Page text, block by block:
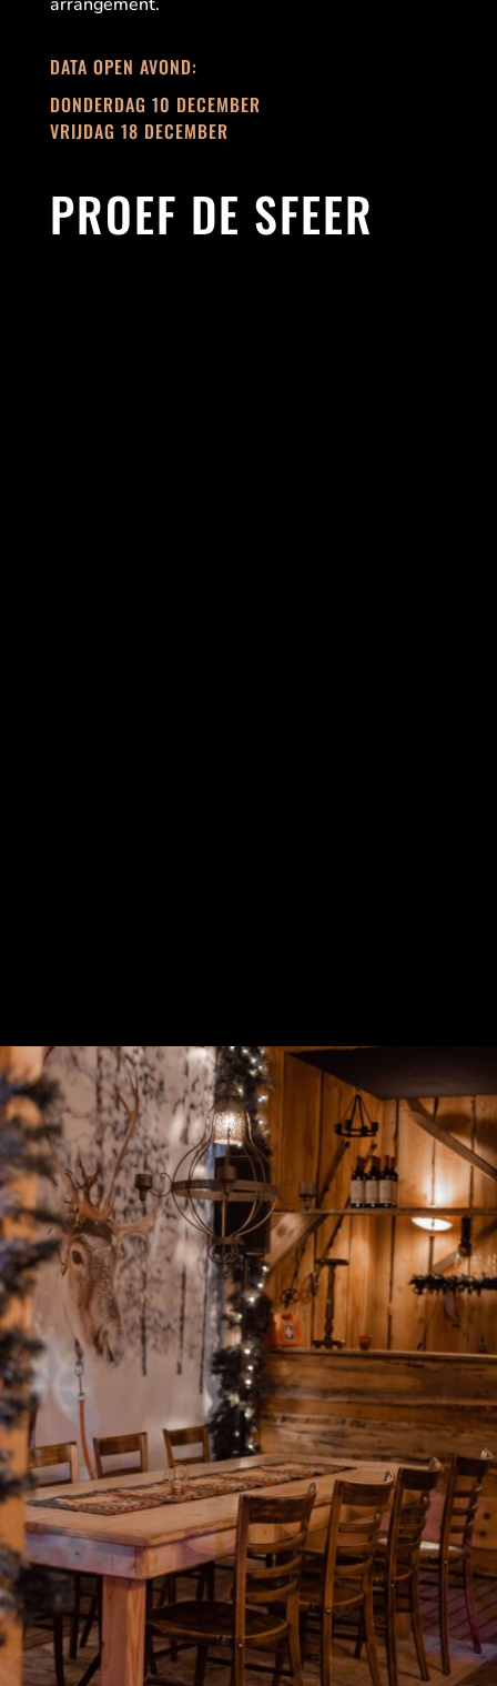
DATA OPEN AVOND:
DONDERDAG 10 DECEMBER
VRIJDAG 18 DECEMBER
PROEF DE SFEER